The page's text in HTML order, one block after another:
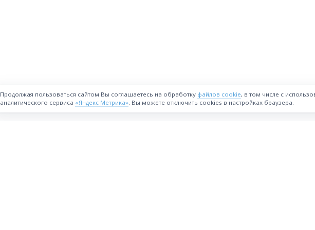
Продолжая пользоваться сайтом Вы соглашаетесь на обработку файлов cookie, в том числе с
аналитического сервиса «Яндекс Метрика». Вы можете отключить cookies в настройках браузера.